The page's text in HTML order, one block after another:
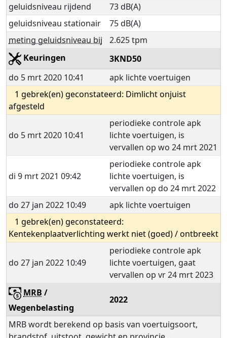
geluidsniveau rijdend
73 dB(A)
geluidsniveau stationair
75 dB(A)
meting geluidsniveau bij
2.625 tpm
Keuringen
3KND50
do 5 mrt 2020 10:41
apk lichte voertuigen
1 gebrek(en) geconstateerd: Dimlicht onjuist
afgesteld
do 5 mrt 2020 10:41
periodieke controle apk
lichte voertuigen, is
vervallen op wo 24 mrt 2021
di 9 mrt 2021 09:42
periodieke controle apk
lichte voertuigen, is
vervallen op do 24 mrt 2022
do 27 jan 2022 10:49
apk lichte voertuigen
1 gebrek(en) geconstateerd:
Kentekenplaatverlichting werkt niet (goed) / ontbreekt
do 27 jan 2022 10:49
periodieke controle apk
lichte voertuigen, gaat
vervallen op vr 24 mrt 2023
MRB /
Wegenbelasting
2022
MRB wordt berekend op basis van voertuigsoort,